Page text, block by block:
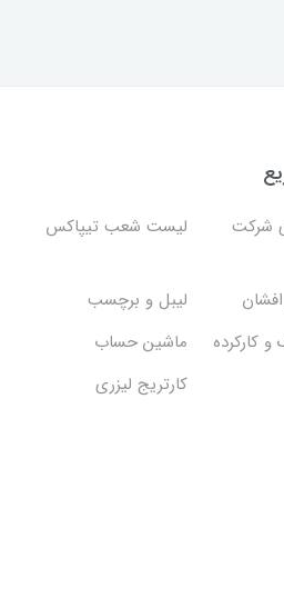
شرکت
لیست شعب تیپاکس
لیبل و برچسب
کارکرده
ماشین حساب
کارتریج لیزری